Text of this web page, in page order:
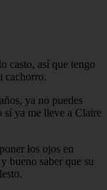
casto, así que tengo
cachorro.
ya no puedes
sí ya me lleve a Claire
los ojos en
bueno saber que su